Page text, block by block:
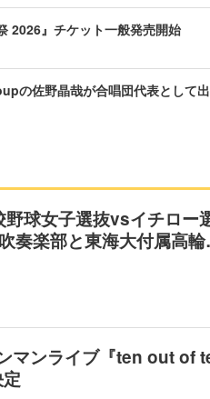
2026』チケット一般発売開始
の佐野晶哉が合唱団代表として
球女子選抜vsイチロー
奏楽部と東海大付属高
マンライブ『ten out of